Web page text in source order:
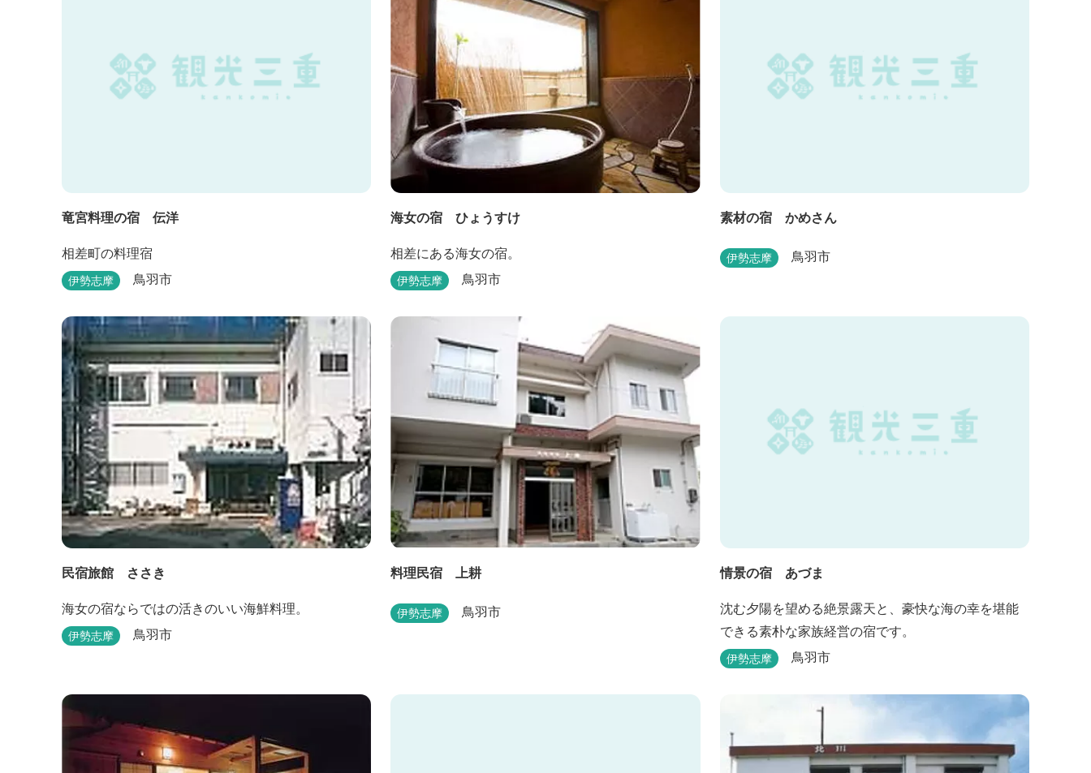
竜宮料理の宿 伝洋
相差町の料理宿
伊勢志摩 鳥羽市
海女の宿 ひょうすけ
相差にある海女の宿。
伊勢志摩 鳥羽市
素材の宿 かめさん
伊勢志摩 鳥羽市
民宿旅館 ささき
海女の宿ならではの活きのいい海鮮料理。
伊勢志摩 鳥羽市
料理民宿 上耕
伊勢志摩 鳥羽市
情景の宿 あづま
沈む夕陽を望める絶景露天と、豪快な海の幸を堪能
できる素朴な家族経営の宿です。
伊勢志摩 鳥羽市